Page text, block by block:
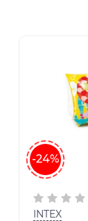
-24%
INTEX